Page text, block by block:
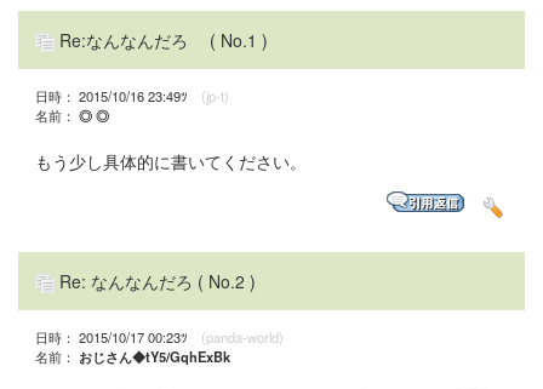
Re:なんなんだろ ( No.1 )
日時： 2015/10/16 23:49ﾂ (jp-t)
名前： ◎ ◎
もう少し具体的に書いてください。
Re: なんなんだろ ( No.2 )
日時： 2015/10/17 00:23ﾂ (panda-world)
名前： おじさん◆tY5/GqhExBk